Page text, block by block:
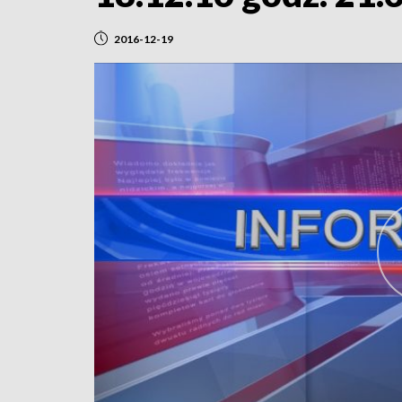
2016-12-19